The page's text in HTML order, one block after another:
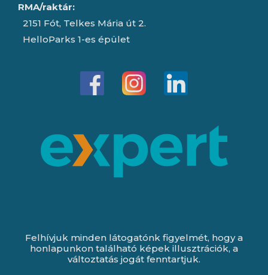
RMA/raktár:
2151 Fót, Telkes Mária út 2.
HelloParks 1-es épület
Felhívjuk minden látogatónk figyelmét, hogy a
honlapunkon található képek illusztrációk, a
változtatás jogát fenntartjuk.